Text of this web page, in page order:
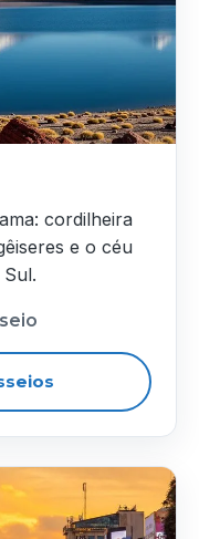
cordilheira
e o céu